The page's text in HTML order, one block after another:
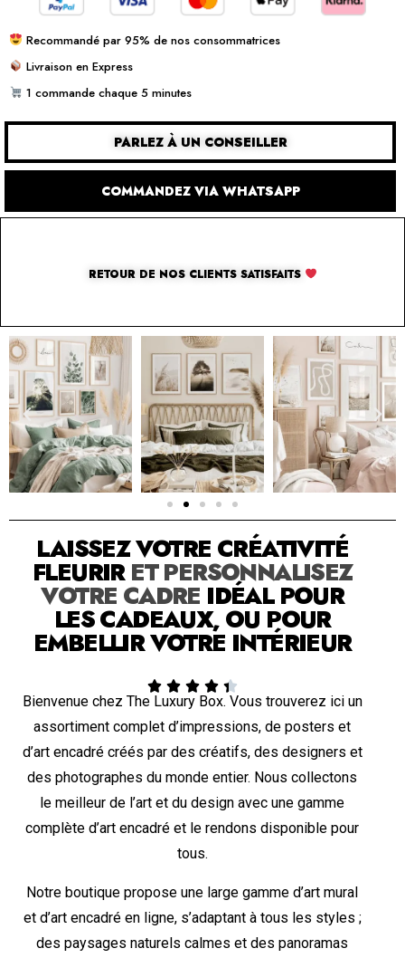
Recommandé par 95% de nos consommatrices
Livraison en Express
1 commande chaque 5 minutes
PARLEZ À UN CONSEILLER
COMMANDEZ VIA WHATSAPP
RETOUR DE NOS CLIENTS SATISFAITS
SOLUTION PAR THE LUXURY BOX & CO
LAISSEZ VOTRE CRÉATIVITÉ
FLEURIRET PERSONNALISEZ
VOTRE CADRE IDÉAL POUR
LES CADEAUX, OU POUR
EMBELLIR VOTRE INTÉRIEUR
    
Bienvenue chez The Luxury Box. Vous trouverez ici un
assortiment complet d’impressions, de posters et
d’art encadré créés par des créatifs, des designers et
des photographes du monde entier. Nous collectons
le meilleur de l’art et du design avec une gamme
complète d’art encadré et le rendons disponible pour
tous.
Notre boutique propose une large gamme d’art mural
et d’art encadré en ligne, s’adaptant à tous les styles ;
des paysages naturels calmes et des panoramas